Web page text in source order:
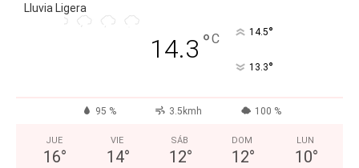
Lluvia Ligera
14.3 °C 14.5°
13.3°
95 % 3.5kmh 100 %
JUE
16°
VIE
14°
SÁB
12°
DOM
12°
LUN
10°